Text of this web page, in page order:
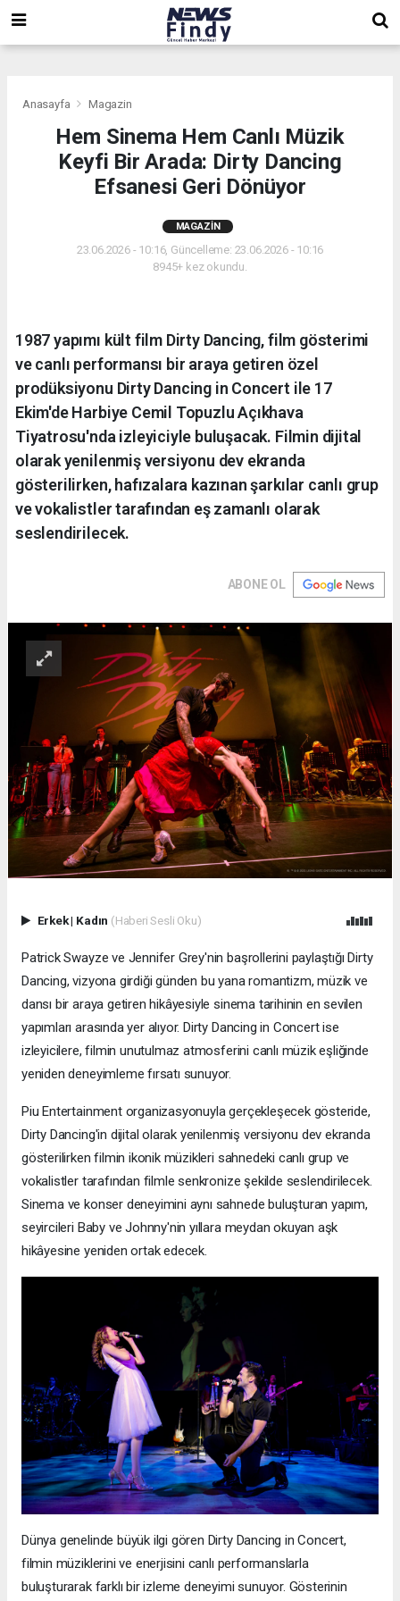
Anasayfa Magazin
Hem Sinema Hem Canlı Müzik
Keyfi Bir Arada: Dirty Dancing
Efsanesi Geri Dönüyor
MAGAZIN
23.06.2026 - 10:16, Güncelleme: 23.06.2026 - 10:16
8945+ kez okundu.
1987 yapımı kült film Dirty Dancing, film gösterimi
ve canlı performansı bir araya getiren özel
prodüksiyonu Dirty Dancing in Concert ile 17
Ekim'de Harbiye Cemil Topuzlu Açıkhava
Tiyatrosu'nda izleyiciyle buluşacak. Filmin dijital
olarak yenilenmiş versiyonu dev ekranda
gösterilirken, hafızalara kazınan şarkılar canlı grup
ve vokalistler tarafından eş zamanlı olarak
seslendirilecek.
ABONE OL
Erkek| Kadın (Haberi Sesli Oku)
Patrick Swayze ve Jennifer Grey'nin başrollerini paylaştığı Dirty
Dancing, vizyona girdiği günden bu yana romantizm, müzik ve
dansı bir araya getiren hikâyesiyle sinema tarihinin en sevilen
yapımları arasında yer alıyor. Dirty Dancing in Concert ise
izleyicilere, filmin unutulmaz atmosferini canlı müzik eşliğinde
yeniden deneyimleme fırsatı sunuyor.
Piu Entertainment organizasyonuyla gerçekleşecek gösteride,
Dirty Dancing'in dijital olarak yenilenmiş versiyonu dev ekranda
gösterilirken filmin ikonik müzikleri sahnedeki canlı grup ve
vokalistler tarafından filmle senkronize şekilde seslendirilecek.
Sinema ve konser deneyimini aynı sahnede buluşturan yapım,
seyircileri Baby ve Johnny'nin yıllara meydan okuyan aşk
hikâyesine yeniden ortak edecek.
Dünya genelinde büyük ilgi gören Dirty Dancing in Concert,
filmin müziklerini ve enerjisini canlı performanslarla
buluşturarak farklı bir izleme deneyimi sunuyor. Gösterinin